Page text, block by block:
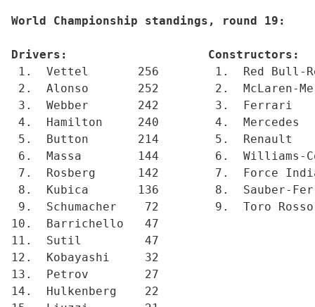
World Championship standings,
Drivers:
1.  Vettel       256        1.  Red Bull-
2.  Alonso       252        2.  McLaren-
3.  Webber       242        3.
4.  Hamilton     240        4.
5.  Button       214        5.
6.  Massa        144        6.  Williams-
7.  Rosberg      142        7.  Force
8.  Kubica       136        8.  Sauber-
9.  Schumacher    72        9.  Toro
10.  Barrichello   47
11.  Sutil         47
12.  Kobayashi     32
13.  Petrov        27
14.  Hulkenberg    22